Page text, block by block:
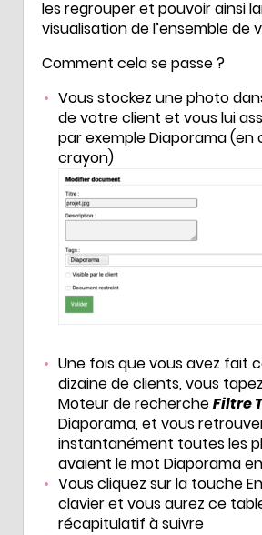
les regrouper et pouvoir ainsi
visualisation de l’ensemble de
Comment cela se passe ?
Vous stockez une photo
de votre client et vous lui
par exemple Diaporama (en
crayon)
Une fois que vous avez fait
dizaine de clients, vous
Moteur de rechercheFiltre
Diaporama, et vous
instantanément toutes les
avaient le mot Diaporama
Vous cliquez sur la touche
clavier et vous aurez ce
récapitulatif à suivre